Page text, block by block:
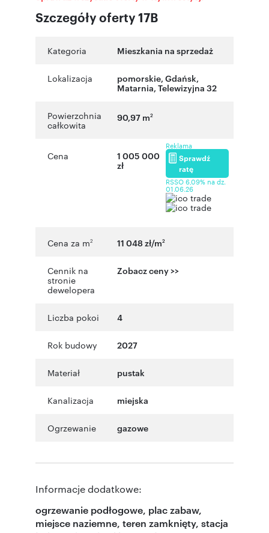
Szczegóły oferty 17B
Kategoria Mieszkania na sprzedaż
Lokalizacja pomorskie, Gdańsk,
Matarnia, Telewizyjna 32
Powierzchnia
całkowita
90,97 m2
Cena
1 005 000
zł
Reklama
Sprawdź
ratę
RSSO 6,09% na dz.
01.06.26
Cena za m2 11 048 zł/m2
Cennik na
stronie
dewelopera
Zobacz ceny >>
Liczba pokoi 4
Rok budowy 2027
Materiał pustak
Kanalizacja miejska
Ogrzewanie gazowe
Informacje dodatkowe:
ogrzewanie podłogowe, plac zabaw,
miejsce naziemne, teren zamknięty, stacja